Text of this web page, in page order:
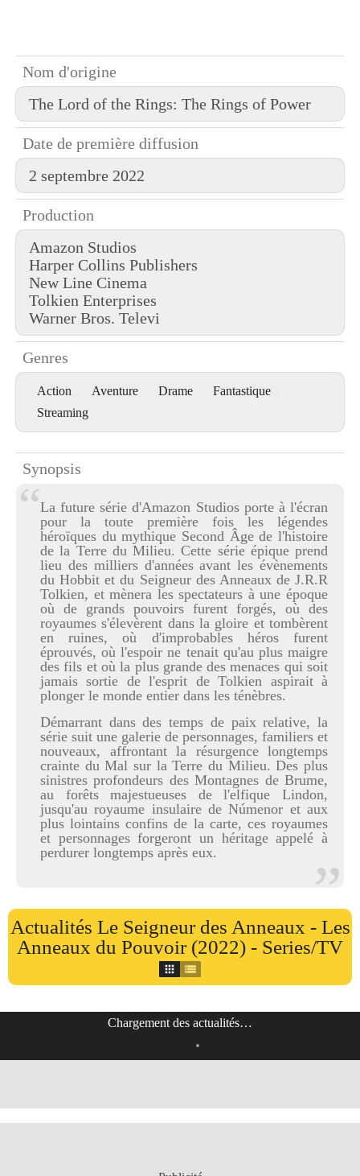
Nom d'origine
The Lord of the Rings: The Rings of Power
Date de première diffusion
2 septembre 2022
Production
Amazon Studios
Harper Collins Publishers
New Line Cinema
Tolkien Enterprises
Warner Bros. Televi
Genres
Action Aventure Drame
Fantastique
Streaming
Synopsis
La future série d'Amazon Studios porte à l'écran
pour la toute première fois les légendes
héroïques du mythique Second Âge de l'histoire
de la Terre du Milieu. Cette série épique prend
lieu des milliers d'années avant les évènements
du Hobbit et du Seigneur des Anneaux de J.R.R
Tolkien, et mènera les spectateurs à une époque
où de grands pouvoirs furent forgés, où des
royaumes s'élevèrent dans la gloire et tombèrent
en ruines, où d'improbables héros furent
éprouvés, où l'espoir ne tenait qu'au plus maigre
des fils et où la plus grande des menaces qui soit
jamais sortie de l'esprit de Tolkien aspirait à
plonger le monde entier dans les ténèbres.
Démarrant dans des temps de paix relative, la
série suit une galerie de personnages, familiers et
nouveaux, affrontant la résurgence longtemps
crainte du Mal sur la Terre du Milieu. Des plus
sinistres profondeurs des Montagnes de Brume,
au forêts majestueuses de l'elfique Lindon,
jusqu'au royaume insulaire de Númenor et aux
plus lointains confins de la carte, ces royaumes
et personnages forgeront un héritage appelé à
perdurer longtemps après eux.
Actualités Le Seigneur des Anneaux - Les
Anneaux du Pouvoir (2022) - Series/TV
Chargement des actualités…